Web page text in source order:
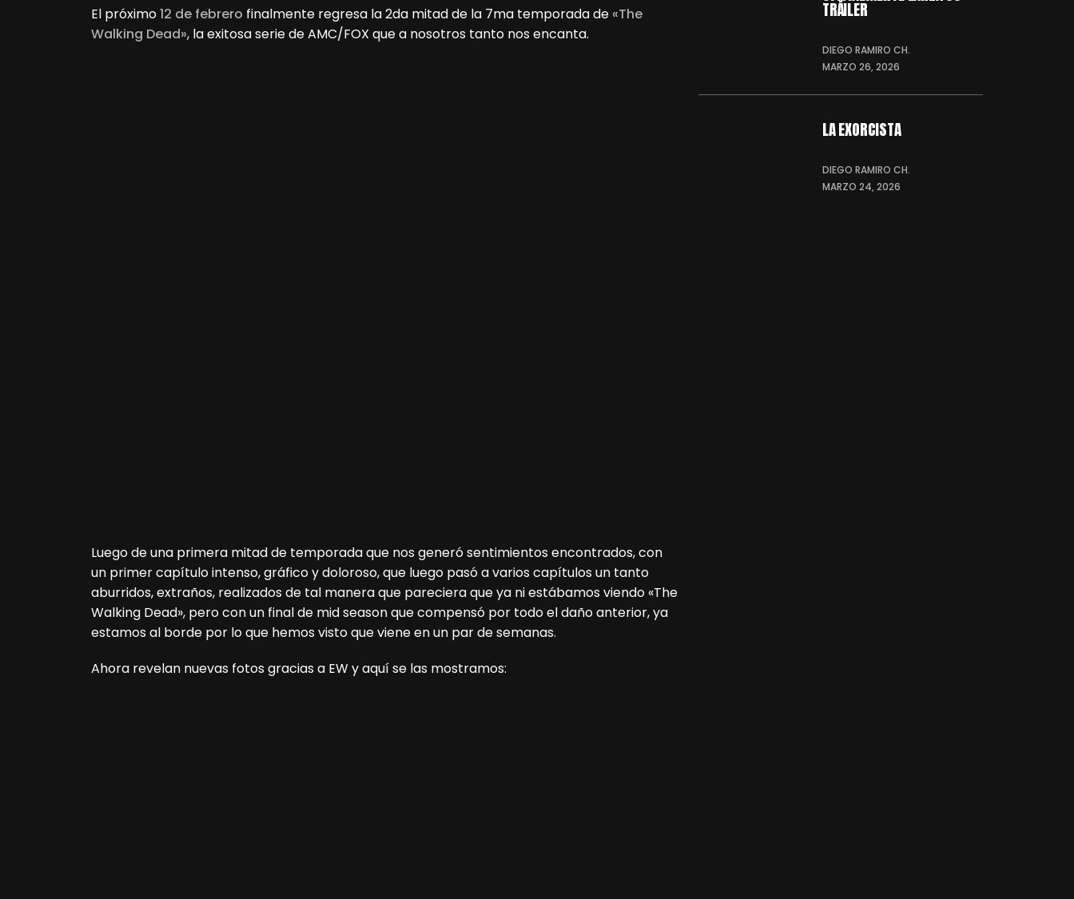
El próximo12 de febrero finalmente regresa la 2da mitad de la 7ma temporada de «The
Walking Dead», la exitosa serie de AMC/FOX que a nosotros tanto nos encanta.
Luego de una primera mitad de temporada que nos generó sentimientos encontrados, con
un primer capítulo intenso, gráfico y doloroso, que luego pasó a varios capítulos un tanto
aburridos, extraños, realizados de tal manera que pareciera que ya ni estábamos viendo «The
Walking Dead», pero con un final de mid season que compensó por todo el daño anterior, ya
estamos al borde por lo que hemos visto que viene en un par de semanas.
Ahora revelan nuevas fotos gracias a EW y aquí se las mostramos:
TRÁILER
DIEGO RAMIRO CH.
MARZO 26, 2026
LA EXORCISTA
DIEGO RAMIRO CH.
MARZO 24, 2026